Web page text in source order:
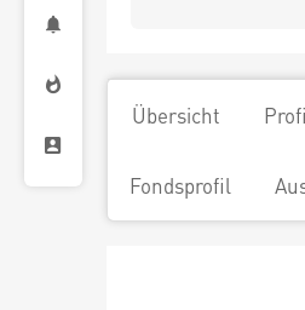
Übersicht
Fondsprofil